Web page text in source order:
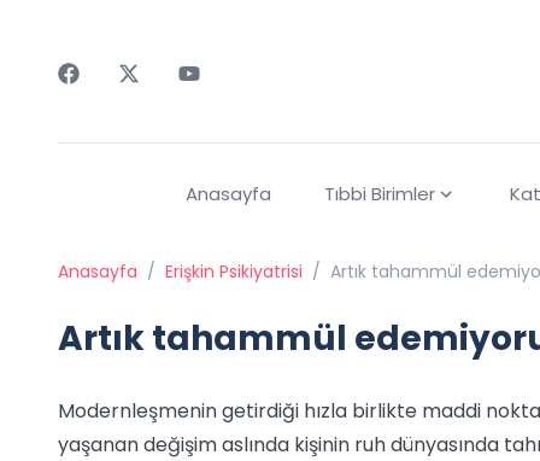
Anasayfa Tıbbi Birimler
Anasayfa / Erişkin Psikiyatrisi / Artık tahammül
Artık tahammül
Modernleşmenin getirdiği hızla birlikte maddi
yaşanan değişim aslında kişinin ruh dünyasında